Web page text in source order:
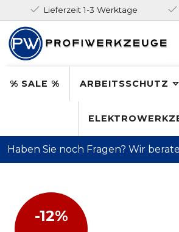
Lieferzeit 1-3 Werktage
% SALE % ARBEITSSCHUTZ
Haben Sie noch Fragen? Wir
-12%